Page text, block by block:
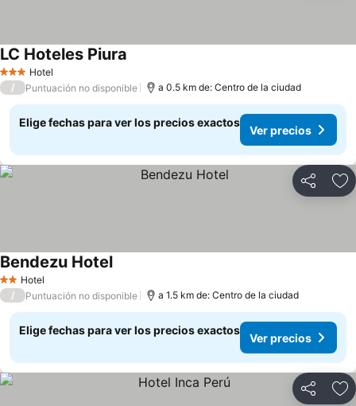
3 Estrellas
Hotel
LC Hoteles Piura
/ Puntuación no disponible a 0.5 km de: Centro de la ciudad
Elige fechas para ver los precios exactos
Ver precios
Compartir
2 Estrellas
Hotel
Bendezu Hotel
/ Puntuación no disponible a 1.5 km de: Centro de la ciudad
Elige fechas para ver los precios exactos
Ver precios
Compartir